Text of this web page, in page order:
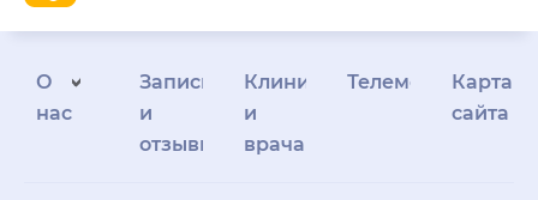
О
нас
Запись
и
отзывы
Клиникам
и
врачам
Телемедицина
Карта
сайта